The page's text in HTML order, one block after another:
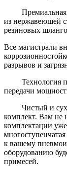
Премиальная
из нержавеющей
резиновых
Все магистрали
разрывов и
Технология
передачи
Чистый и сухой
комплект. Вам не
комплектации
к вашему
оборудованию
примесей.